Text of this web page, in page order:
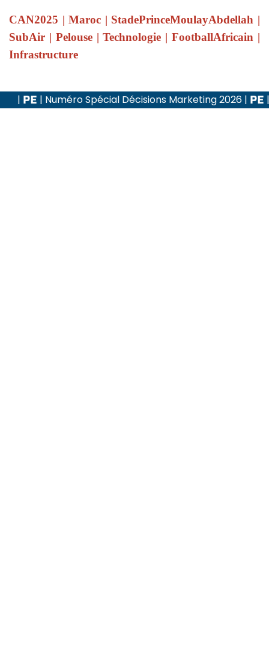
CAN2025 | Maroc | StadePrinceMoulayAbdellah |
SubAir | Pelouse | Technologie | FootballAfricain |
Infrastructure
Spécial Décisions Marketing 2026| | Co-